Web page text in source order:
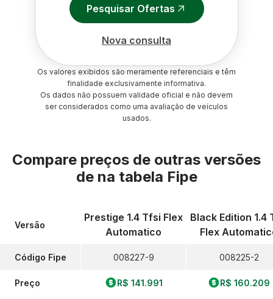
Pesquisar Ofertas
Nova consulta
Os valores exibidos são meramente referenciais e têm
finalidade exclusivamente informativa.
Os dados não possuem validade oficial e não devem
ser considerados como uma avaliação de veículos
usados.
Compare preços de outras versões
de na tabela Fipe
Versão
Código Fipe
Preço
Prestige 1.4 Tfsi Flex
Automatico
008227-9
R$ 141.991
Black Edition 1.4
Flex
008225-2
R$ 160.209